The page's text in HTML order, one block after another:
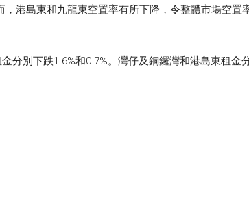
港島東和九龍東空置率有所下降，令整體市場空置
分別下跌1.6%和0.7%。灣仔及銅鑼灣和港島東租金